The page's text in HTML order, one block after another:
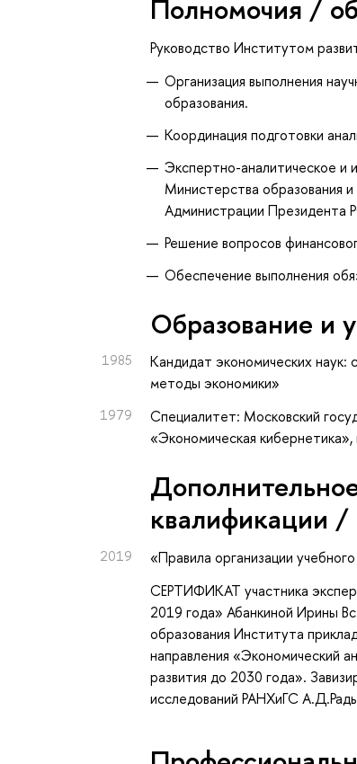
Полномочия /
Руководство Институтом
Организация выполнения
образования.
Координация подготовки
Экспертно-аналитическое и
Министерства образования
Администрации
Решение вопросов
Обеспечение выполнения
Oбразование и
1985
Кандидат экономических
методы экономики»
1979
Специалитет: Московский
«Экономическая
квалификации
2019 «Правила организации
СЕРТИФИКАТ участника
2019 года» Абанкиной Ирины
образования Института
направления «Экономический
развития до 2030 года».
исследований РАНХиГС